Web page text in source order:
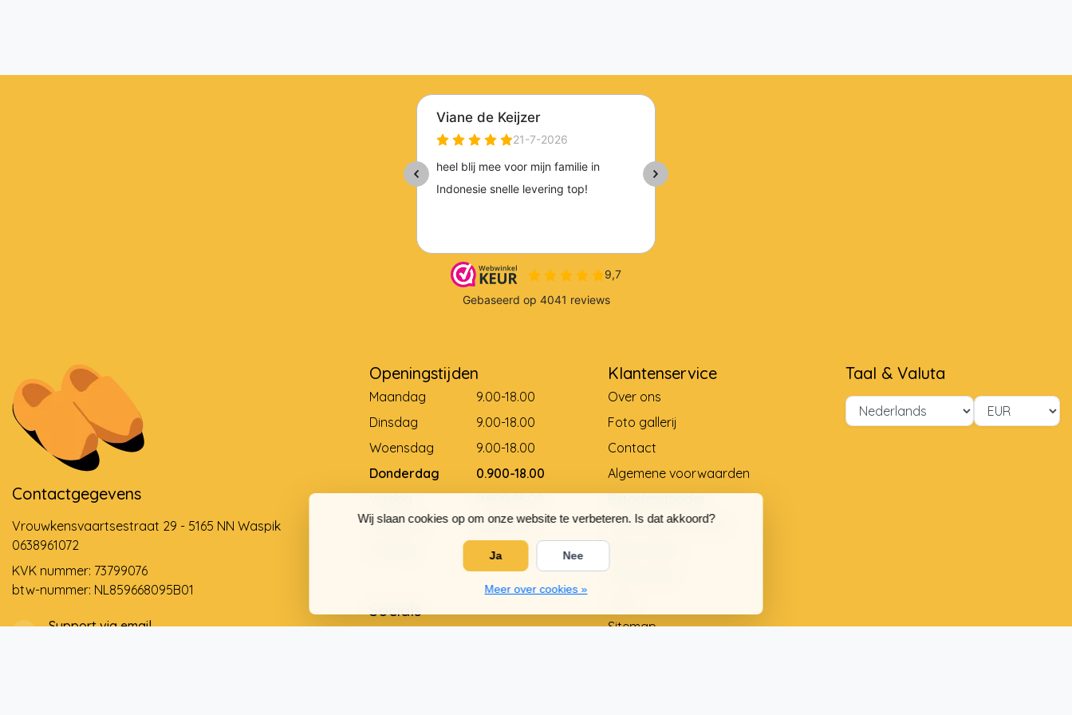
Wij slaan cookies op om onze website te verbeteren. Is dat akkoord?
Ja Nee
Meer over cookies »
Contactgegevens
Vrouwkensvaartsestraat 29 - 5165 NN Waspik
0638961072
KVK nummer: 73799076
btw-nummer: NL859668095B01
Support via email
Openingstijden
Maandag
9.00-18.00
Dinsdag
9.00-18.00
Woensdag
9.00-18.00
Donderdag
0.900-18.00
Zaterdag
9.00-12.00
Gesloten
Socials
Klantenservice
Over ons
Foto gallerij
Contact
Algemene voorwaarden
Levering en betaling
Sitemap
Taal & Valuta